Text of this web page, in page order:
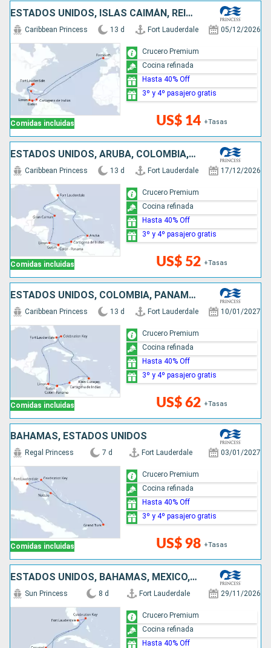
ESTADOS UNIDOS, ISLAS CAIMÁN, REINO UNIDO, COLOMBIA, PANAMÁ, COSTA RICA, BAHAMAS
Comidas incluidas
Caribbean Princess 13 d Fort Lauderdale 05/12/2026
US$ 14 +Tasas
Crucero Premium
Cocina refinada
Hasta 40% Off
3º y 4º pasajero gratis
ESTADOS UNIDOS, ARUBA, COLOMBIA, PANAMÁ, COSTA RICA, ISLAS CAIMÁN
Comidas incluidas
Caribbean Princess 13 d Fort Lauderdale 17/12/2026
US$ 52 +Tasas
Crucero Premium
Cocina refinada
Hasta 40% Off
3º y 4º pasajero gratis
ESTADOS UNIDOS, COLOMBIA, PANAMÁ, COSTA RICA, BAHAMAS
Comidas incluidas
Caribbean Princess 13 d Fort Lauderdale 10/01/2027
US$ 62 +Tasas
Crucero Premium
Cocina refinada
Hasta 40% Off
3º y 4º pasajero gratis
BAHAMAS, ESTADOS UNIDOS
Comidas incluidas
Regal Princess 7 d Fort Lauderdale 03/01/2027
US$ 98 +Tasas
Crucero Premium
Cocina refinada
Hasta 40% Off
3º y 4º pasajero gratis
ESTADOS UNIDOS, BAHAMAS, MÉXICO, HONDURAS
Sun Princess 8 d Fort Lauderdale 29/11/2026
Crucero Premium
Cocina refinada
Hasta 40% Off